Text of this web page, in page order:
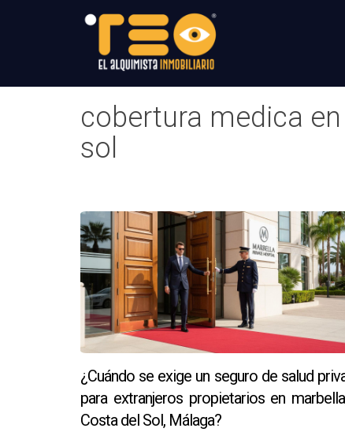
cobertura medica
sol
¿Cuándo se exige un seguro de salud
para extranjeros propietarios en
Costa del Sol, Málaga?